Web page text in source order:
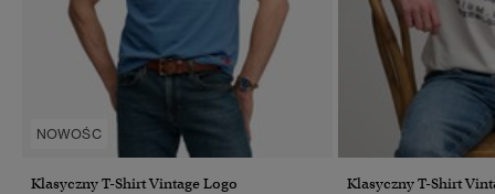
NOWOŚC
Klasyczny T-Shirt Vintage Logo Klasyczny T-Shirt